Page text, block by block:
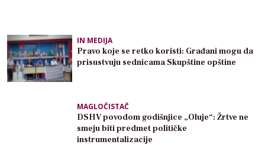
IN MEDIJA
Pravo koje se retko koristi: Građani mogu da
prisustvuju sednicama Skupštine opštine
MAGLOČISTAČ
DSHV povodom godišnjice „Oluje“: Žrtve ne
smeju biti predmet političke
instrumentalizacije